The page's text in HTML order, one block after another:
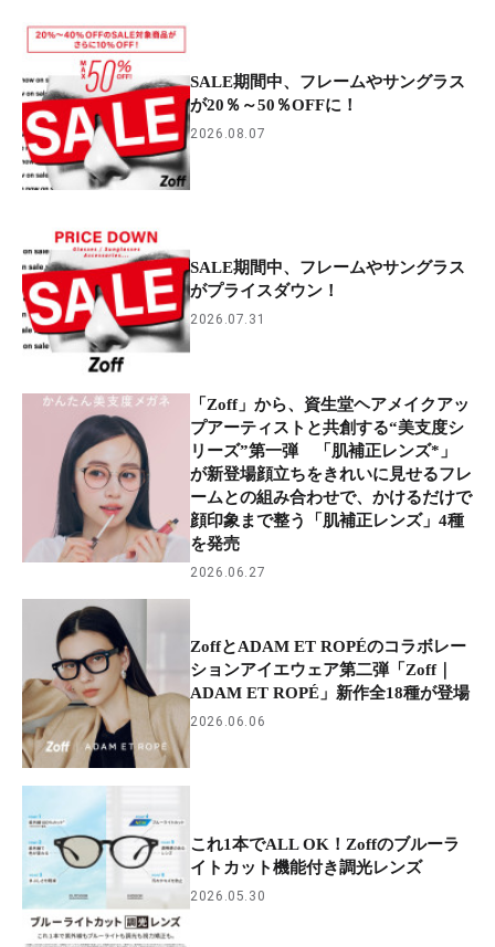
SALE期間中、フレームやサングラス
が20％～50％OFFに！
2026.08.07
SALE期間中、フレームやサングラス
がプライスダウン！
2026.07.31
「Zoff」から、資生堂ヘアメイクアッ
プアーティストと共創する“美支度シ
リーズ”第一弾 「肌補正レンズ*」
が新登場顔立ちをきれいに見せるフレ
ームとの組み合わせで、かけるだけで
顔印象まで整う「肌補正レンズ」4種
を発売
2026.06.27
ZoffとADAM ET ROPÉのコラボレー
ションアイエウェア第二弾「Zoff｜
ADAM ET ROPÉ」新作全18種が登場
2026.06.06
これ1本でALL OK！Zoffのブルーラ
イトカット機能付き調光レンズ
2026.05.30